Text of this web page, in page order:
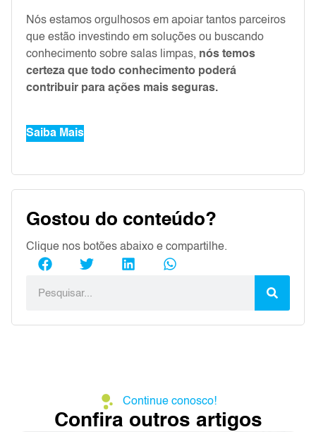
Nós estamos orgulhosos em apoiar tantos parceiros
que estão investindo em soluções ou buscando
conhecimento sobre salas limpas, nós temos
certeza que todo conhecimento poderá
contribuir para ações mais seguras.
Saiba Mais
Gostou do conteúdo?
Clique nos botões abaixo e compartilhe.
Continue conosco!
Confira outros artigos